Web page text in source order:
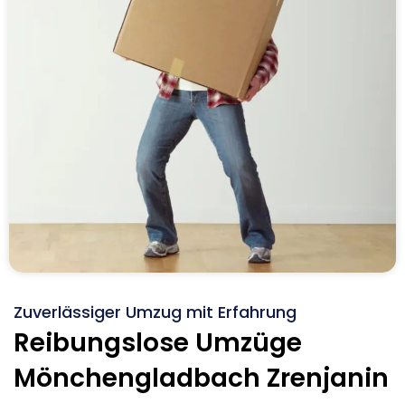
Zuverlässiger Umzug mit Erfahrung
Reibungslose Umzüge
Mönchengladbach Zrenjanin